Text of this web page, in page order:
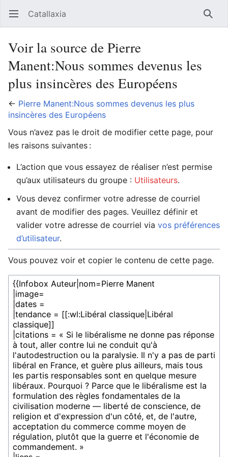
Ouvrir le menu principal Catallaxia
Voir la source de Pierre
Manent:Nous sommes devenus les
plus insincères des Européens
← Pierre Manent:Nous sommes devenus les plus
insincères des Européens
Vous n’avez pas le droit de modifier cette page, pour
les raisons suivantes :
L’action que vous essayez de réaliser n’est permise
qu’aux utilisateurs du groupe : Utilisateurs.
Vous devez confirmer votre adresse de courriel
avant de modifier des pages. Veuillez définir et
valider votre adresse de courriel via vos préférences
d’utilisateur.
Vous pouvez voir et copier le contenu de cette page.